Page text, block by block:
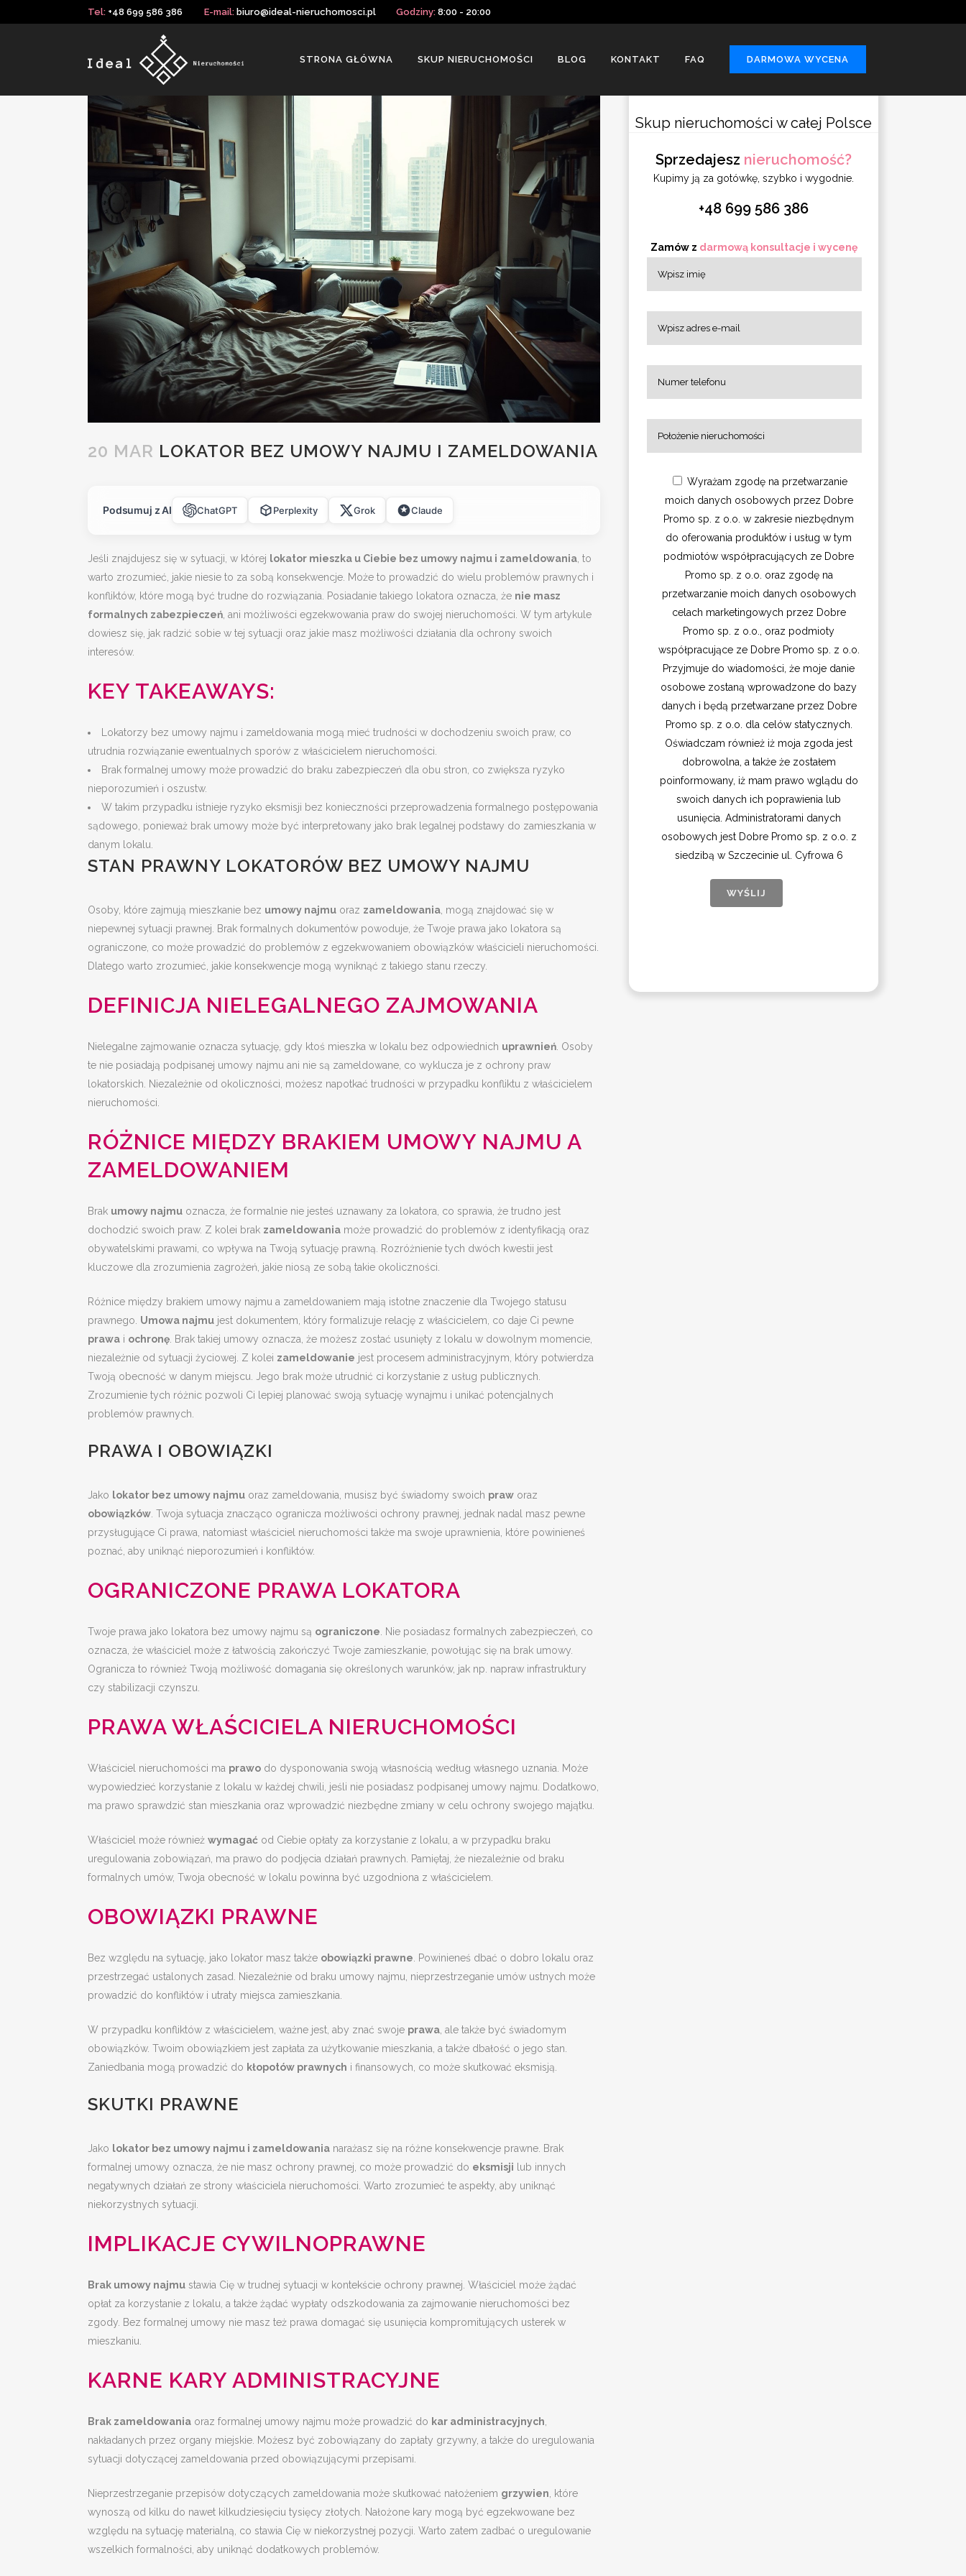
Tel: +48 699 586 386 E-mail: biuro@ideal-nieruchomosci.pl Godziny: 8:00 - 20:00
STRONA GŁÓWNA SKUP NIERUCHOMOŚCI BLOG KONTAKT FAQ DARMOWA WYCENA
20 MAR LOKATOR BEZ UMOWY NAJMU I ZAMELDOWANIA
Podsumuj z AI ChatGPT Perplexity Grok Claude
Jeśli znajdujesz się w sytuacji, w której lokator mieszka u Ciebie bez umowy najmu i zameldowania , to
warto zrozumieć, jakie niesie to za sobą konsekwencje. Może to prowadzić do wielu problemów prawnych i
konfliktów, które mogą być trudne do rozwiązania. Posiadanie takiego lokatora oznacza, że nie masz
formalnych zabezpieczeń , ani możliwości egzekwowania praw do swojej nieruchomości. W tym artykule
dowiesz się, jak radzić sobie w tej sytuacji oraz jakie masz możliwości działania dla ochrony swoich
interesów.
KEY TAKEAWAYS:
Lokatorzy bez umowy najmu i zameldowania mogą mieć trudności w dochodzeniu swoich praw, co
utrudnia rozwiązanie ewentualnych sporów z właścicielem nieruchomości.
Brak formalnej umowy może prowadzić do braku zabezpieczeń dla obu stron, co zwiększa ryzyko
nieporozumień i oszustw.
W takim przypadku istnieje ryzyko eksmisji bez konieczności przeprowadzenia formalnego postępowania
sądowego, ponieważ brak umowy może być interpretowany jako brak legalnej podstawy do zamieszkania w
danym lokalu.
STAN PRAWNY LOKATORÓW BEZ UMOWY NAJMU
Osoby, które zajmują mieszkanie bez umowy najmu oraz zameldowania , mogą znajdować się w
niepewnej sytuacji prawnej. Brak formalnych dokumentów powoduje, że Twoje prawa jako lokatora są
ograniczone, co może prowadzić do problemów z egzekwowaniem obowiązków właścicieli nieruchomości.
Dlatego warto zrozumieć, jakie konsekwencje mogą wyniknąć z takiego stanu rzeczy.
DEFINICJA NIELEGALNEGO ZAJMOWANIA
Nielegalne zajmowanie oznacza sytuację, gdy ktoś mieszka w lokalu bez odpowiednich uprawnień . Osoby
te nie posiadają podpisanej umowy najmu ani nie są zameldowane, co wyklucza je z ochrony praw
lokatorskich. Niezależnie od okoliczności, możesz napotkać trudności w przypadku konfliktu z właścicielem
nieruchomości.
RÓŻNICE MIĘDZY BRAKIEM UMOWY NAJMU A
ZAMELDOWANIEM
Brak umowy najmu oznacza, że formalnie nie jesteś uznawany za lokatora, co sprawia, że trudno jest
dochodzić swoich praw. Z kolei brak zameldowania może prowadzić do problemów z identyfikacją oraz
obywatelskimi prawami, co wpływa na Twoją sytuację prawną. Rozróżnienie tych dwóch kwestii jest
kluczowe dla zrozumienia zagrożeń, jakie niosą ze sobą takie okoliczności.
Różnice między brakiem umowy najmu a zameldowaniem mają istotne znaczenie dla Twojego statusu
prawnego. Umowa najmu jest dokumentem, który formalizuje relację z właścicielem, co daje Ci pewne
prawa i ochronę . Brak takiej umowy oznacza, że możesz zostać usunięty z lokalu w dowolnym momencie,
niezależnie od sytuacji życiowej. Z kolei zameldowanie jest procesem administracyjnym, który potwierdza
Twoją obecność w danym miejscu. Jego brak może utrudnić ci korzystanie z usług publicznych.
Zrozumienie tych różnic pozwoli Ci lepiej planować swoją sytuację wynajmu i unikać potencjalnych
problemów prawnych.
PRAWA I OBOWIĄZKI
Jako lokator bez umowy najmu oraz zameldowania, musisz być świadomy swoich praw oraz
obowiązków . Twoja sytuacja znacząco ogranicza możliwości ochrony prawnej, jednak nadal masz pewne
przysługujące Ci prawa, natomiast właściciel nieruchomości także ma swoje uprawnienia, które powinieneś
poznać, aby uniknąć nieporozumień i konfliktów.
OGRANICZONE PRAWA LOKATORA
Twoje prawa jako lokatora bez umowy najmu są ograniczone . Nie posiadasz formalnych zabezpieczeń, co
oznacza, że właściciel może z łatwością zakończyć Twoje zamieszkanie, powołując się na brak umowy.
Ogranicza to również Twoją możliwość domagania się określonych warunków, jak np. napraw infrastruktury
czy stabilizacji czynszu.
PRAWA WŁAŚCICIELA NIERUCHOMOŚCI
Właściciel nieruchomości ma prawo do dysponowania swoją własnością według własnego uznania. Może
wypowiedzieć korzystanie z lokalu w każdej chwili, jeśli nie posiadasz podpisanej umowy najmu. Dodatkowo,
ma prawo sprawdzić stan mieszkania oraz wprowadzić niezbędne zmiany w celu ochrony swojego majątku.
Właściciel może również wymagać od Ciebie opłaty za korzystanie z lokalu, a w przypadku braku
uregulowania zobowiązań, ma prawo do podjęcia działań prawnych. Pamiętaj, że niezależnie od braku
formalnych umów, Twoja obecność w lokalu powinna być uzgodniona z właścicielem.
OBOWIĄZKI PRAWNE
Bez względu na sytuację, jako lokator masz także obowiązki prawne . Powinieneś dbać o dobro lokalu oraz
przestrzegać ustalonych zasad. Niezależnie od braku umowy najmu, nieprzestrzeganie umów ustnych może
prowadzić do konfliktów i utraty miejsca zamieszkania.
W przypadku konfliktów z właścicielem, ważne jest, aby znać swoje prawa , ale także być świadomym
obowiązków. Twoim obowiązkiem jest zapłata za użytkowanie mieszkania, a także dbałość o jego stan.
Zaniedbania mogą prowadzić do kłopotów prawnych i finansowych, co może skutkować eksmisją.
SKUTKI PRAWNE
Jako lokator bez umowy najmu i zameldowania narażasz się na różne konsekwencje prawne. Brak
formalnej umowy oznacza, że nie masz ochrony prawnej, co może prowadzić do eksmisji lub innych
negatywnych działań ze strony właściciela nieruchomości. Warto zrozumieć te aspekty, aby uniknąć
niekorzystnych sytuacji.
IMPLIKACJE CYWILNOPRAWNE
Brak umowy najmu stawia Cię w trudnej sytuacji w kontekście ochrony prawnej. Właściciel może żądać
opłat za korzystanie z lokalu, a także żądać wypłaty odszkodowania za zajmowanie nieruchomości bez
zgody. Bez formalnej umowy nie masz też prawa domagać się usunięcia kompromitujących usterek w
mieszkaniu.
KARNE KARY ADMINISTRACYJNE
Brak zameldowania oraz formalnej umowy najmu może prowadzić do kar administracyjnych
nakładanych przez organy miejskie. Możesz być zobowiązany do zapłaty grzywny, a także do uregulowania
sytuacji dotyczącej zameldowania przed obowiązującymi przepisami.
Nieprzestrzeganie przepisów dotyczących zameldowania może skutkować nałożeniem grzywien , które
wynoszą od kilku do nawet kilkudziesięciu tysięcy złotych. Nałożone kary mogą być egzekwowane bez
względu na sytuację materialną, co stawia Cię w niekorzystnej pozycji. Warto zatem zadbać o uregulowanie
wszelkich formalności, aby uniknąć dodatkowych problemów.
Skup nieruchomości w całej Polsce
Sprzedajesz nieruchomość?
Kupimy ją za gotówkę, szybko i wygodnie.
+48 699 586 386
Zamów z darmową konsultacje i wycenę
Wyrażam zgodę na przetwarzanie
moich danych osobowych przez Dobre
Promo sp. z o.o. w zakresie niezbędnym
do oferowania produktów i usług w tym
podmiotów współpracujących ze Dobre
Promo sp. z o.o. oraz zgodę na
przetwarzanie moich danych osobowych
celach marketingowych przez Dobre
Promo sp. z o.o., oraz podmioty
współpracujące ze Dobre Promo sp. z o.o.
Przyjmuje do wiadomości, że moje danie
osobowe zostaną wprowadzone do bazy
danych i będą przetwarzane przez Dobre
Promo sp. z o.o. dla celów statycznych.
Oświadczam również iż moja zgoda jest
dobrowolna, a także że zostałem
poinformowany, iż mam prawo wglądu do
swoich danych ich poprawienia lub
usunięcia. Administratorami danych
osobowych jest Dobre Promo sp. z o.o. z
siedzibą w Szczecinie ul. Cyfrowa 6